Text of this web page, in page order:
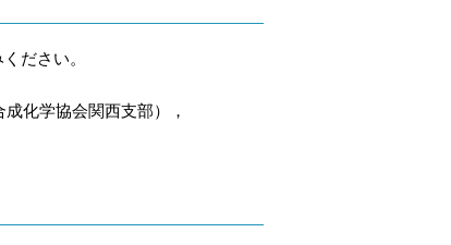
ださい。
化学協会関西支部），